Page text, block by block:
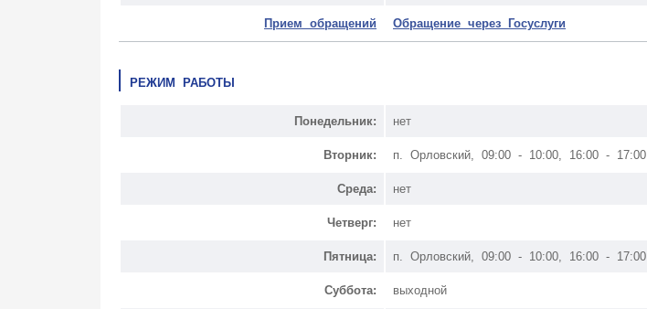
Прием обращений Обращение через Госуслуги
РЕЖИМ РАБОТЫ
Понедельник: нет
Вторник: п. Орловский, 09:00 - 10:00, 16:00 - 17:00
Среда: нет
Четверг: нет
Пятница: п. Орловский, 09:00 - 10:00, 16:00 - 17:00
Суббота: выходной